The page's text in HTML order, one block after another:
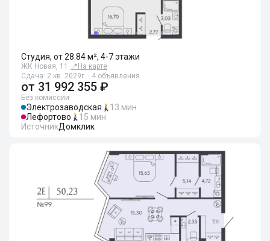
Студия, от 28.84 м², 4-7 этажи
ЖК Новая, 11 📍 На карте
Сдача: 2 кв. 2029г. · 4 объявления
от 31 992 355 ₽
Без комиссии
Электрозаводская
13 мин
Лефортово
15 мин
ИсточникДомклик